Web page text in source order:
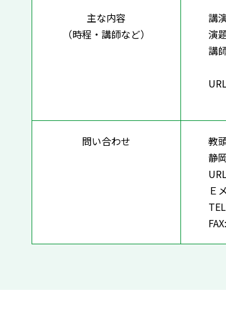
主な内容
（時程・講師など）
講
演
講
問い合わせ
教
静
Ｅ